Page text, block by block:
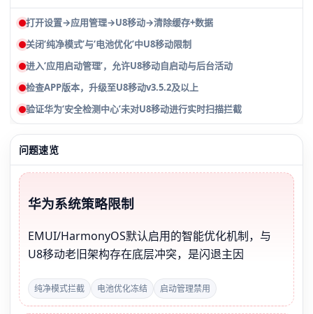
打开设置→应用管理→U8移动→清除缓存+数据
关闭‘纯净模式’与‘电池优化’中U8移动限制
进入‘应用启动管理’，允许U8移动自启动与后台活动
检查APP版本，升级至U8移动v3.5.2及以上
验证华为‘安全检测中心’未对U8移动进行实时扫描拦截
问题速览
华为系统策略限制
EMUI/HarmonyOS默认启用的智能优化机制，与
U8移动老旧架构存在底层冲突，是闪退主因
纯净模式拦截 电池优化冻结 启动管理禁用